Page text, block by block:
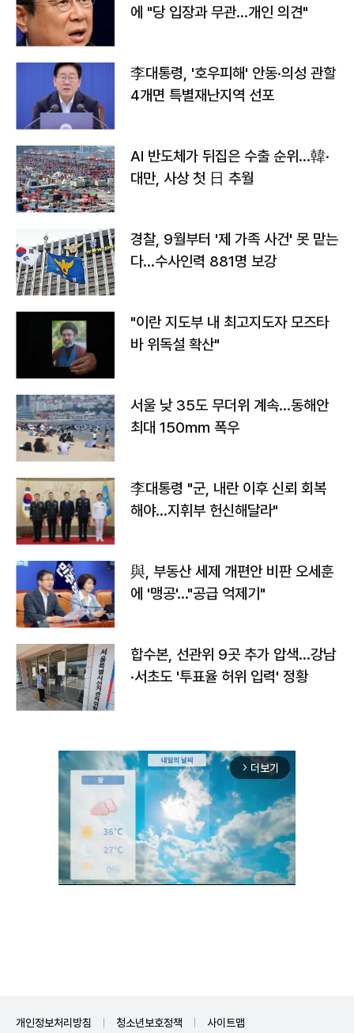
에 "당 입장과 무관…개인 의견"
李대통령, '호우피해' 안동·의성 관할
4개면 특별재난지역 선포
AI 반도체가 뒤집은 수출 순위…韓·
대만, 사상 첫 日 추월
경찰, 9월부터 '제 가족 사건' 못 맡는
다…수사인력 881명 보강
"이란 지도부 내 최고지도자 모즈타
바 위독설 확산"
서울 낮 35도 무더위 계속…동해안
최대 150㎜ 폭우
李대통령 "군, 내란 이후 신뢰 회복
해야…지휘부 헌신해달라"
與, 부동산 세제 개편안 비판 오세훈
에 '맹공'…"공급 억제기"
합수본, 선관위 9곳 추가 압색…강남
·서초도 '투표율 허위 입력' 정황
arrow_forward_ios 더보기
개인정보처리방침 청소년보호정책 사이트맵